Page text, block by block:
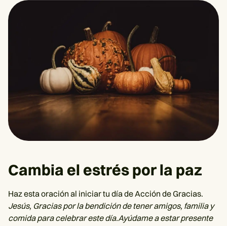
Cambia el estrés por la paz
Haz esta oración al iniciar tu día de Acción de Gracias.
Jesús, Gracias por la bendición de tener amigos, familia y
comida para celebrar este día.Ayúdame a estar presente